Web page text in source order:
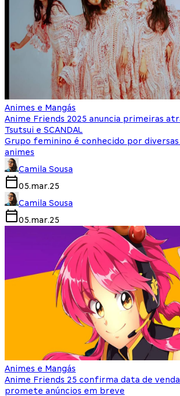
Animes e Mangás
Anime Friends 2025 anuncia primeiras
Tsutsui e SCANDAL
Grupo feminino é conhecido por
animes
Camila Sousa
05.mar.25
Camila Sousa
05.mar.25
Animes e Mangás
Anime Friends 25 confirma data de
promete anúncios em breve